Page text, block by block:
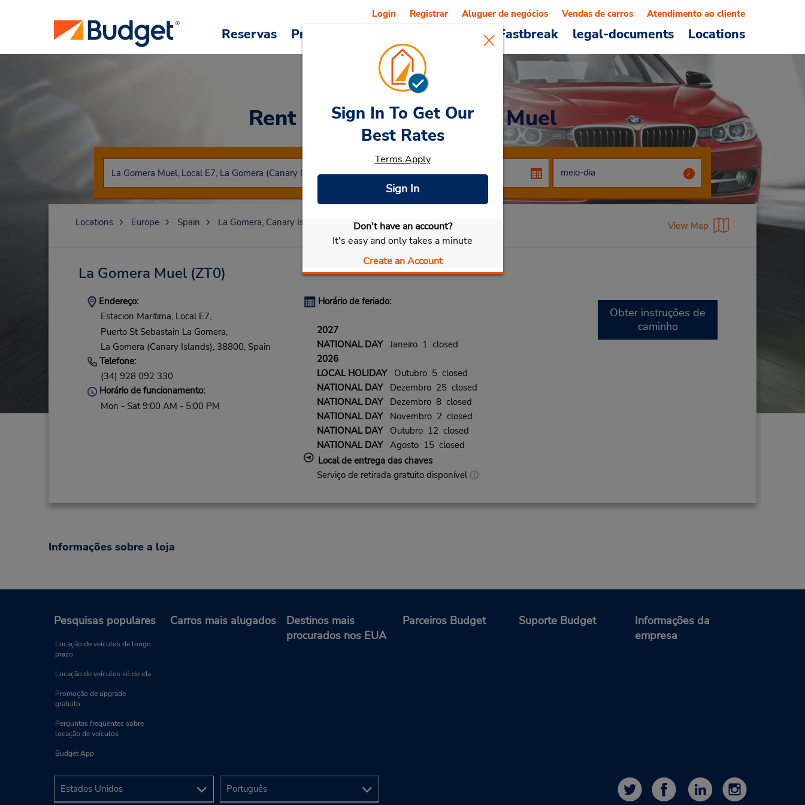
Reservas Promoções Veículos e serviços Fastbreak legal-documents Locations
Login Registrar Aluguer de negócios Vendas de carros Atendimento ao cliente
Rent a Carat La Gomera Muel
Selecionar meu carro
Sign In To Get Our
Best Rates
Terms Apply
Sign In
Don't have an account?
It's easy and only takes a minute
Create an Account
Locations Europe Spain La Gomera, Canary Islands La Gomera Muel View Map
La Gomera Muel(ZT0)
Endereço:
Estacion Maritima, Local E7,
Puerto St Sebastain La Gomera,
La Gomera (Canary Islands), 38800, Spain
Telefone:
(34) 928 092 330
Horário de funcionamento:
Mon - Sat 9:00 AM - 5:00 PM
Horário de feriado:
2027
NATIONAL DAYJaneiro 1 closed
2026
LOCAL HOLIDAYOutubro 5 closed
NATIONAL DAYDezembro 25 closed
NATIONAL DAYDezembro 8 closed
NATIONAL DAYNovembro 2 closed
NATIONAL DAYOutubro 12 closed
NATIONAL DAYAgosto 15 closed
Local de entrega das chaves
Serviço de retirada gratuito disponível
Obter instruções de
caminho
Informações sobre a loja
Pesquisas populares
Locação de veículos de longo
prazo
Locação de veículos só de ida
Promoção de upgrade
gratuito
Perguntas freqüentes sobre
locação de veículos
Budget App
Carros mais alugados
Destinos mais
procurados nos EUA
Parceiros Budget Suporte Budget
Informações da
empresa